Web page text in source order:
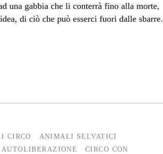
una gabbia che li conterrà fino alla morte,
di ciò che può esserci fuori dalle sbarre.
CIRCO
ANIMALI SELVATICI
AUTOLIBERAZIONE
CIRCO CON